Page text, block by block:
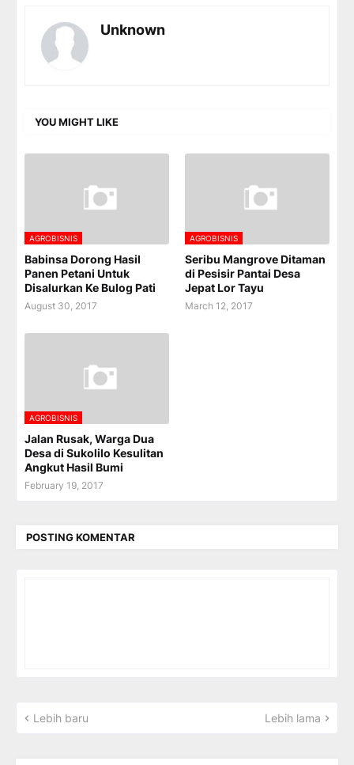
Unknown
YOU MIGHT LIKE
AGROBISNIS
Babinsa Dorong Hasil
Panen Petani Untuk
Disalurkan Ke Bulog Pati
August 30, 2017
AGROBISNIS
Seribu Mangrove Ditaman
di Pesisir Pantai Desa
Jepat Lor Tayu
March 12, 2017
AGROBISNIS
Jalan Rusak, Warga Dua
Desa di Sukolilo Kesulitan
Angkut Hasil Bumi
February 19, 2017
POSTING KOMENTAR
Lebih baru Lebih lama